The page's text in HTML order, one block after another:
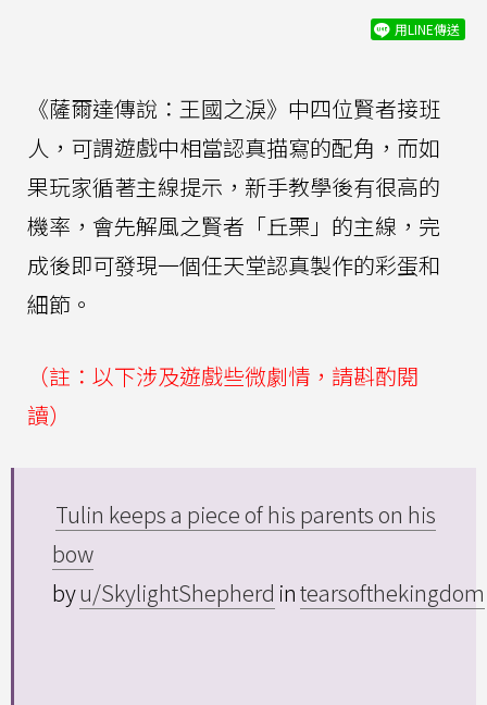
用LINE傳送
《薩爾達傳說：王國之淚》中四位賢者接班
人，可謂遊戲中相當認真描寫的配角，而如
果玩家循著主線提示，新手教學後有很高的
機率，會先解風之賢者「丘栗」的主線，完
成後即可發現一個任天堂認真製作的彩蛋和
細節。
（註：以下涉及遊戲些微劇情，請斟酌閱
讀）
Tulin keeps a piece of his parents on his
bow
byu/SkylightShepherd intearsofthekingdom